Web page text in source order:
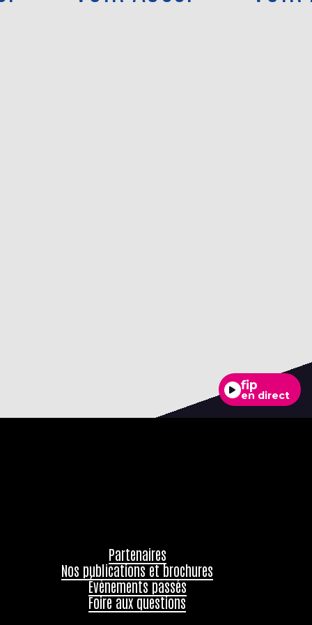
fip
en direct
Partenaires
Nos publications et brochures
Évènements passés
Foire aux questions